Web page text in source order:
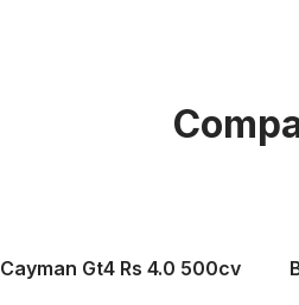
Cayman Gt4 Rs 4.0 500cv